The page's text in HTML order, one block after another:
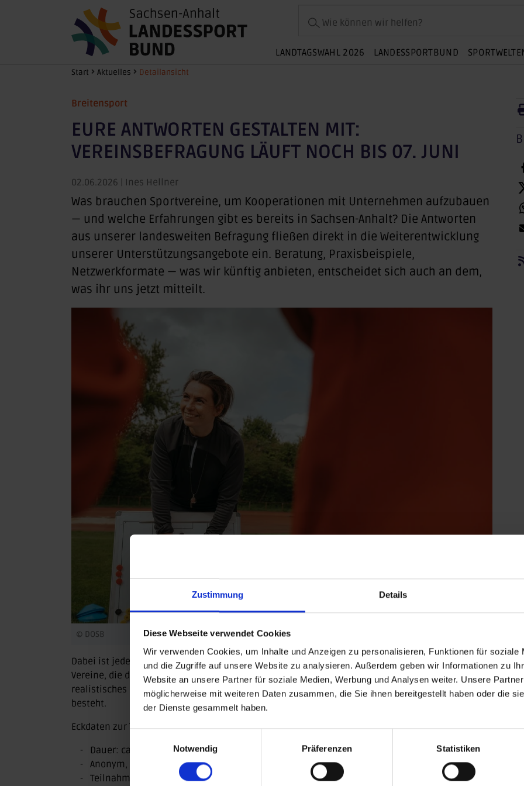
Zustimmung Details
Diese Webseite verwendet Cookies
Wir verwenden Cookies, um Inhalte und Anzeigen zu personalisieren, Funktionen für soziale
und die Zugriffe auf unsere Website zu analysieren. Außerdem geben wir Informationen zu
Website an unsere Partner für soziale Medien, Werbung und Analysen weiter. Unsere
möglicherweise mit weiteren Daten zusammen, die Sie ihnen bereitgestellt haben oder die
der Dienste gesammelt haben.
Notwendig
Präferenzen Statistiken
Zum Hauptinhalt springen
Wie können wir helfen?
LANDTAGSWAHL 2026 LANDESSPORTBUND
Sie sind hier:
Start Aktuelles Detailansicht
Breitensport
EURE ANTWORTEN GESTALTEN MIT:
VEREINSBEFRAGUNG LÄUFT NOCH BIS 07. JUNI
02.06.2026 | Ines Hellner
Was brauchen Sportvereine, um Kooperationen mit Unternehmen aufzubauen
— und welche Erfahrungen gibt es bereits in Sachsen-Anhalt? Die Antworten
aus unserer landesweiten Befragung fließen direkt in die Weiterentwicklung
unserer Unterstützungsangebote ein. Beratung, Praxisbeispiele,
Netzwerkformate — was wir künftig anbieten, entscheidet sich auch an dem,
was ihr uns jetzt mitteilt.
© DOSB
Dabei ist jede Perspektive wichtig: Vereine mit gewachsenen Kooperationen genauso wie
Vereine, die das Thema bisher nicht im Blick hatten. Beide Sichtweisen helfen uns, ein
realistisches Bild der Vereinslandschaft zu zeichnen und gezielt dort anzusetzen, wo Bedarf
besteht.
Eckdaten zur Teilnahme:
Dauer: ca. 5 Minuten
Anonym, online über Microsoft Forms
Teilnahmefrist: 07. Juni 2026